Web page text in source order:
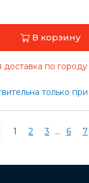
В корзину
доставка по городу
только при
1 2 3 ... 6 7